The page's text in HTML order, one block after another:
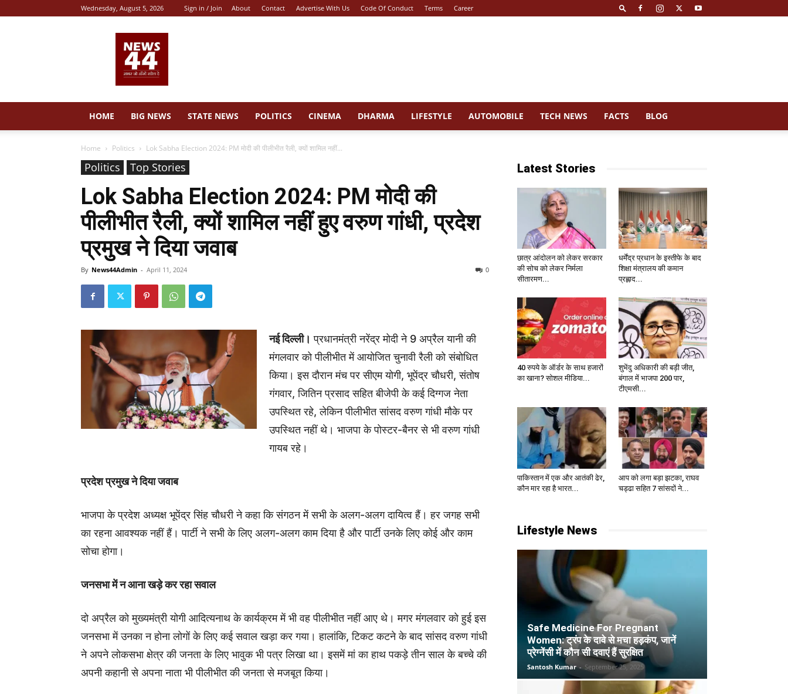
Wednesday, August 5, 2026 Sign in / Join About Contact Advertise With Us Code Of Conduct Terms Career
44
HOME BIG NEWS STATE NEWS POLITICS CINEMA DHARMA LIFESTYLE AUTOMOBILE TECH NEWS FACTS BLOG
Home Politics Lok Sabha Election 2024: PM मोदी की पीलीभीत रैली, क्यों शामिल नहीं...
Politics Top Stories
Lok Sabha Election 2024: PM मोदी की
पीलीभीत रैली, क्यों शामिल नहीं हुए वरुण गांधी, प्रदेश
प्रमुख ने दिया जवाब
By News44Admin - April 11, 2024 0
नई दिल्ली। प्रधानमंत्री नरेंद्र मोदी ने 9 अप्रैल यानी की
मंगलवार को पीलीभीत में आयोजित चुनावी रैली को संबोधित
किया। इस दौरान मंच पर सीएम योगी, भूपेंद्र चौधरी, संतोष
गंगवार, जितिन प्रसाद सहित बीजेपी के कई दिग्गज नेता
उपस्थित रहे, लेकिन पीलीभीत सांसद वरुण गांधी मौके पर
उपस्थित नहीं थे। भाजपा के पोस्टर-बैनर से भी वरुण गांधी
गायब रहे।
प्रदेश प्रमुख ने दिया जवाब
भाजपा के प्रदेश अध्यक्ष भूपेंद्र सिंह चौधरी ने कहा कि संगठन में सभी के अलग-अलग दायित्व हैं। हर जगह सभी
का रहना आवश्यक नहीं हैं। पार्टी ने सभी के लिए अलग-अलग काम दिया है और पार्टी उनके लिए कोई और काम
सोचा होगा।
जनसभा में न आना खड़े कर रहा सवाल
दो अप्रैल को मुख्यमंत्री योगी आदित्यनाथ के कार्यक्रम में भी वह पीलीभीत नहीं आए थे। मगर मंगलवार को हुई इस
जनसभा में उनका न होना लोगों के लिए कई सवाल खड़ा कर गया। हालांकि, टिकट कटने के बाद सांसद वरुण गांधी
ने अपने लोकसभा क्षेत्र की जनता के लिए भावुक भी पत्र लिखा था। इसमें मां का हाथ पकड़े तीन साल के बच्चे की
अपनी कहानी से अपना नाता भी पीलीभीत की जनता से मजबूत किया।
Latest Stories
छात्र आंदोलन को लेकर सरकार
की सोच को लेकर निर्मला
सीतारमण...
धर्मेंद्र प्रधान के इस्तीफे के बाद
शिक्षा मंत्रालय की कमान
प्रह्लाद...
40 रुपये के ऑर्डर के साथ हजारों
का खाना? सोशल मीडिया...
शुभेंदु अधिकारी की बड़ी जीत,
बंगाल में भाजपा 200 पार,
टीएमसी...
पाकिस्तान में एक और आतंकी ढेर,
कौन मार रहा है भारत...
आप को लगा बड़ा झटका, राघव
चड्ढा सहित 7 सांसदों ने...
Lifestyle News
Safe Medicine For Pregnant
Women: ट्रंप के दावे से मचा हड़कंप, जानें
प्रेग्नेंसी में कौन सी दवाएं हैं सुरक्षित
Santosh Kumar - September 25, 2025